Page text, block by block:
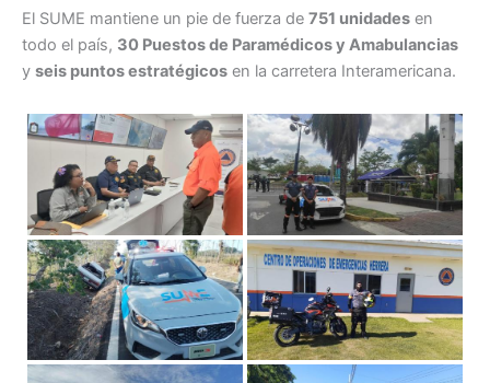
El SUME mantiene un pie de fuerza de 751 unidades en
todo el país, 30 Puestos de Paramédicos y Amabulancias
y seis puntos estratégicos en la carretera Interamericana.